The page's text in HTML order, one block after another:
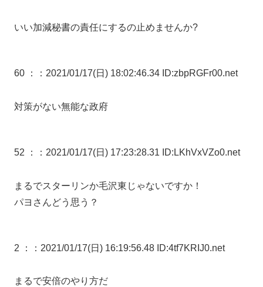
いい加減秘書の責任にするの止めませんか?
60 ： ：2021/01/17(日) 18:02:46.34 ID:zbpRGFr00.net
対策がない無能な政府
52 ： ：2021/01/17(日) 17:23:28.31 ID:LKhVxVZo0.net
まるでスターリンか毛沢東じゃないですか！
パヨさんどう思う？
2 ： ：2021/01/17(日) 16:19:56.48 ID:4tf7KRIJ0.net
まるで安倍のやり方だ